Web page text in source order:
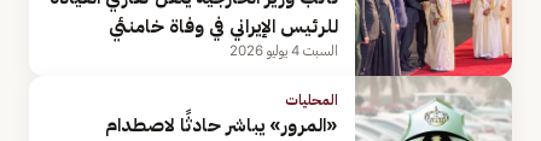
للرئيس الإيراني في وفاة خامنئي
السبت 4 يوليو 2026
المحليات
«المرور» يباشر حادثًا لاصطدام